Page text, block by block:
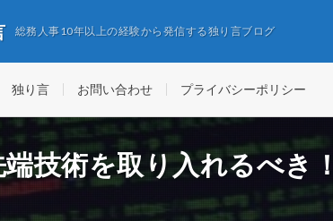
総務人事10年以上の経験から発信する独り言ブログ
独り言 お問い合わせ プライバシーポリシー
技術を取り入れるべき！